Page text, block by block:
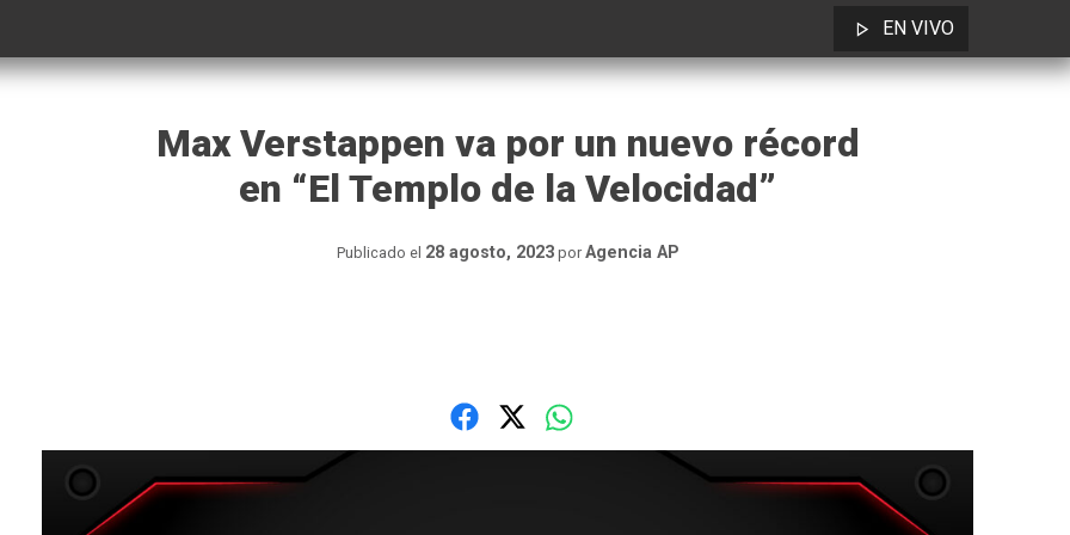
EN VIVO
Max Verstappen va por un nuevo récord
en “El Templo de la Velocidad”
Publicado el 28 agosto, 2023por Agencia AP